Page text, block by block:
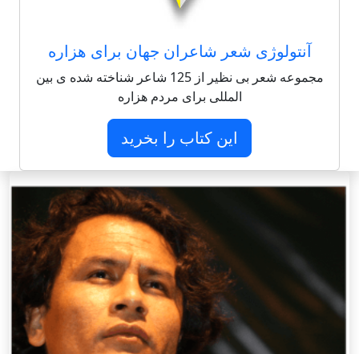
آنتولوژی شعر شاعران جهان برای هزاره
مجموعه شعر بی نظیر از 125 شاعر شناخته شده ی بین
المللی برای مردم هزاره
این کتاب را بخرید